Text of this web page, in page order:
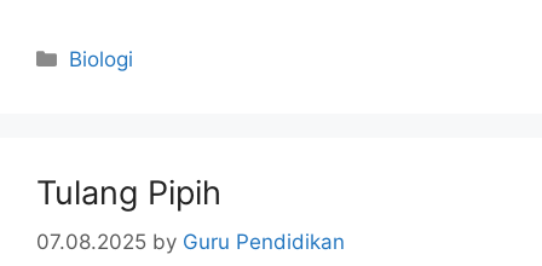
Categories
Biologi
Tulang Pipih
07.08.2025 by Guru Pendidikan